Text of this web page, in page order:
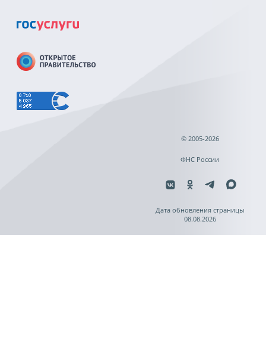
© 2005-2026
ФНС России
Дата обновления страницы
08.08.2026